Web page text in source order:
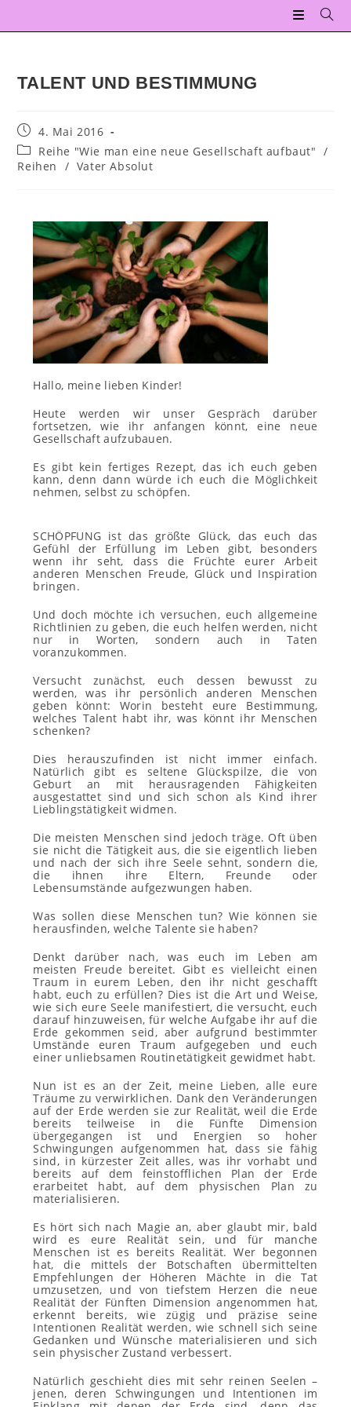
TALENT UND BESTIMMUNG
4. Mai 2016
Reihe "Wie man eine neue Gesellschaft aufbaut" /
Reihen
/ Vater Absolut
Hallo, meine lieben Kinder!
Heute werden wir unser Gespräch darüber
fortsetzen, wie ihr anfangen könnt, eine neue
Gesellschaft aufzubauen.
Es gibt kein fertiges Rezept, das ich euch geben
kann, denn dann würde ich euch die Möglichkeit
nehmen, selbst zu schöpfen.
SCHÖPFUNG ist das größte Glück, das euch das
Gefühl der Erfüllung im Leben gibt, besonders
wenn ihr seht, dass die Früchte eurer Arbeit
anderen Menschen Freude, Glück und Inspiration
bringen.
Und doch möchte ich versuchen, euch allgemeine
Richtlinien zu geben, die euch helfen werden, nicht
nur in Worten, sondern auch in Taten
voranzukommen.
Versucht zunächst, euch dessen bewusst zu
werden, was ihr persönlich anderen Menschen
geben könnt: Worin besteht eure Bestimmung,
welches Talent habt ihr, was könnt ihr Menschen
schenken?
Dies herauszufinden ist nicht immer einfach.
Natürlich gibt es seltene Glückspilze, die von
Geburt an mit herausragenden Fähigkeiten
ausgestattet sind und sich schon als Kind ihrer
Lieblingstätigkeit widmen.
Die meisten Menschen sind jedoch träge. Oft üben
sie nicht die Tätigkeit aus, die sie eigentlich lieben
und nach der sich ihre Seele sehnt, sondern die,
die ihnen ihre Eltern, Freunde oder
Lebensumstände aufgezwungen haben.
Was sollen diese Menschen tun? Wie können sie
herausfinden, welche Talente sie haben?
Denkt darüber nach, was euch im Leben am
meisten Freude bereitet. Gibt es vielleicht einen
Traum in eurem Leben, den ihr nicht geschafft
habt, euch zu erfüllen? Dies ist die Art und Weise,
wie sich eure Seele manifestiert, die versucht, euch
darauf hinzuweisen, für welche Aufgabe ihr auf die
Erde gekommen seid, aber aufgrund bestimmter
Umstände euren Traum aufgegeben und euch
einer unliebsamen Routinetätigkeit gewidmet habt.
Nun ist es an der Zeit, meine Lieben, alle eure
Träume zu verwirklichen. Dank den Veränderungen
auf der Erde werden sie zur Realität, weil die Erde
bereits teilweise in die Fünfte Dimension
übergegangen ist und Energien so hoher
Schwingungen aufgenommen hat, dass sie fähig
sind, in kürzester Zeit alles, was ihr vorhabt und
bereits auf dem feinstofflichen Plan der Erde
erarbeitet habt, auf dem physischen Plan zu
materialisieren.
Es hört sich nach Magie an, aber glaubt mir, bald
wird es eure Realität sein, und für manche
Menschen ist es bereits Realität. Wer begonnen
hat, die mittels der Botschaften übermittelten
Empfehlungen der Höheren Mächte in die Tat
umzusetzen, und von tiefstem Herzen die neue
Realität der Fünften Dimension angenommen hat,
erkennt bereits, wie zügig und präzise seine
Intentionen Realität werden, wie schnell sich seine
Gedanken und Wünsche materialisieren und sich
sein physischer Zustand verbessert.
Natürlich geschieht dies mit sehr reinen Seelen –
jenen, deren Schwingungen und Intentionen im